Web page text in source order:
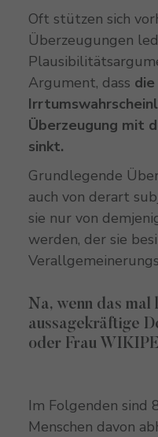
Oft stützen sich
Überzeugungen
Argument, dass die
Überzeugung mit
sinkt.
Grundlegende
auch von derart
sie nur von
werden, der sie
Na, wenn das mal
aussagekräftige
oder Frau
Im Folgenden sind
Menschen davon